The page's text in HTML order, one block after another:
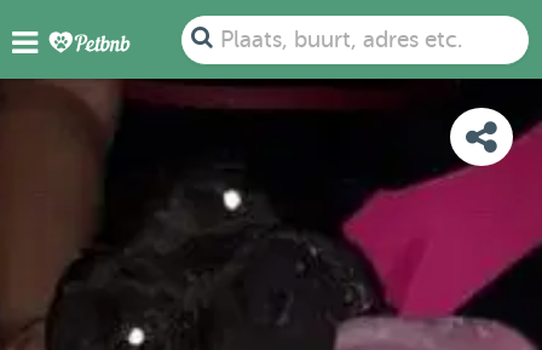
Plaats, buurt, adres etc.
FOTO'S BEOORDELINGEN KAART